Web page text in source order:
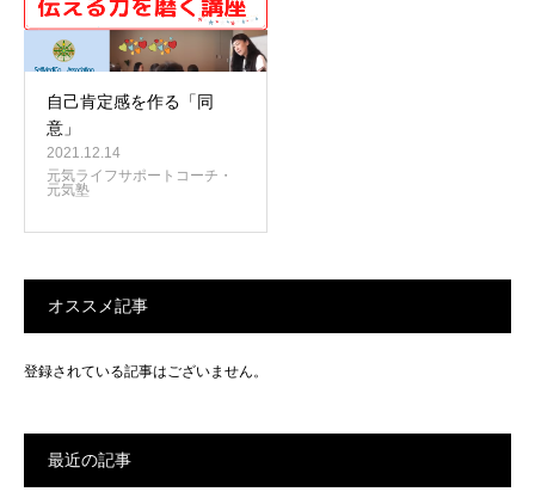
自己肯定感を作る「同
意」
2021.12.14
元気ライフサポートコーチ・
元気塾
オススメ記事
登録されている記事はございません。
最近の記事